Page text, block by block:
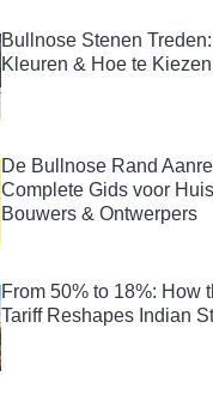
Bullnose Stenen
Kleuren & Hoe te Kiezen
De Bullnose Rand
Complete Gids voor
Bouwers & Ontwerpers
From 50% to 18%: How
Tariff Reshapes Indian